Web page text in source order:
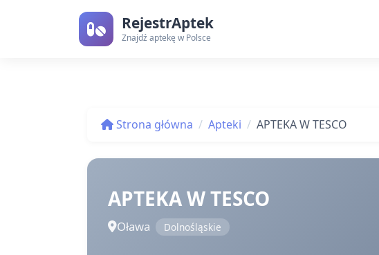
RejestrAptek
Znajdź aptekę w Polsce
Strona główna Apteki APTEKA W TESCO
APTEKA W TESCO
Oława Dolnośląskie